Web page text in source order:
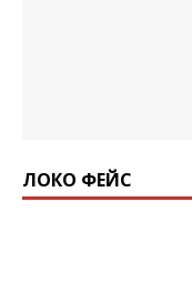
ЛОКО ФЕЙС